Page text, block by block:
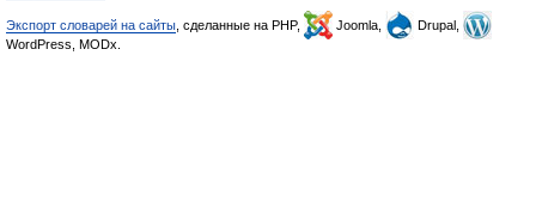
Экспорт словарей на сайты , сделанные на PHP, Joomla,
Drupal,
WordPress, MODx.